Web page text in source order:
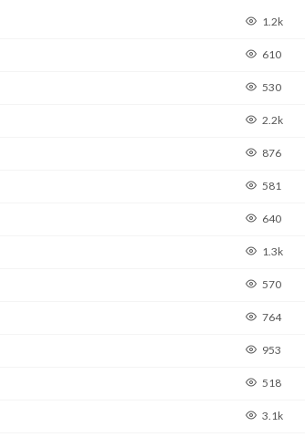
1.2k
610
530
2.2k
876
581
640
1.3k
570
764
953
518
3.1k